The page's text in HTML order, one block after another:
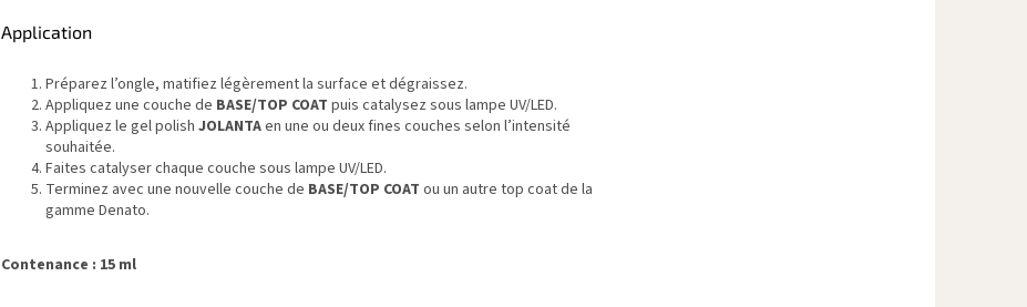
Application
Préparez l’ongle, matifiez légèrement la surface et dégraissez.
Appliquez une couche de BASE/TOP COAT puis catalysez sous lampe UV/LED.
Appliquez le gel polish JOLANTAen une ou deux fines couches selon l’intensité
souhaitée.
Faites catalyser chaque couche sous lampe UV/LED.
Terminez avec une nouvelle couche de BASE/TOP COAT ou un autre top coat de la
gamme Denato.
Contenance : 15 ml